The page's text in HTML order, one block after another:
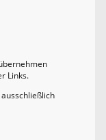
Links.